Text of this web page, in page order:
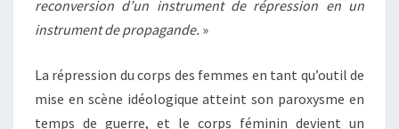
reconversion d’un instrument de répression en un
instrument de propagande. »
La répression du corps des femmes en tant qu’outil de
mise en scène idéologique atteint son paroxysme en
temps de guerre, et le corps féminin devient un